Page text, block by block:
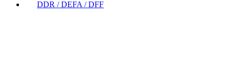
DDR / DEFA / DFF